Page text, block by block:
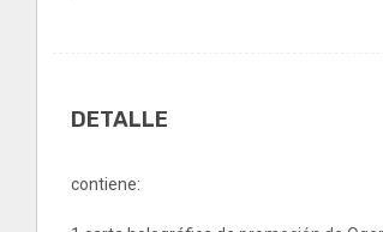
DETALLE
contiene: